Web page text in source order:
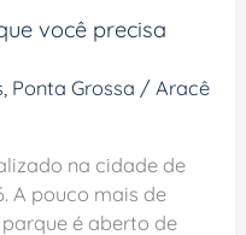
você precisa
, Ponta Grossa /Aracê
na cidade de
A pouco mais de
é aberto de